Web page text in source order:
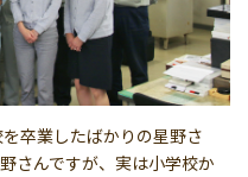
卒業したばかりの星野さ
さんですが、実は小学校か